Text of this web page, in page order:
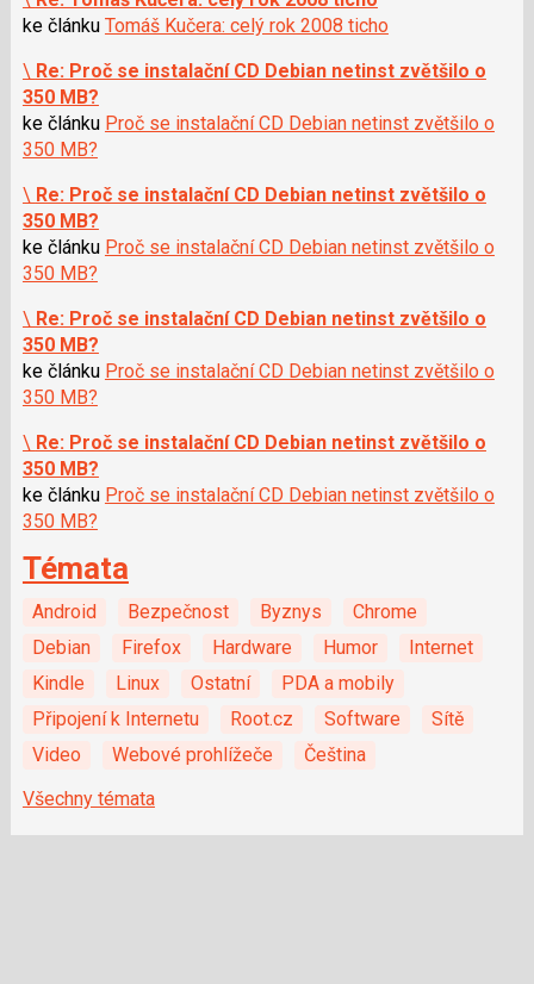
ke článku Tomáš Kučera: celý rok 2008 ticho
\ Re: Proč se instalační CD Debian netinst zvětšilo o
350 MB?
ke článku Proč se instalační CD Debian netinst zvětšilo o
350 MB?
\ Re: Proč se instalační CD Debian netinst zvětšilo o
350 MB?
ke článku Proč se instalační CD Debian netinst zvětšilo o
350 MB?
\ Re: Proč se instalační CD Debian netinst zvětšilo o
350 MB?
ke článku Proč se instalační CD Debian netinst zvětšilo o
350 MB?
\ Re: Proč se instalační CD Debian netinst zvětšilo o
350 MB?
ke článku Proč se instalační CD Debian netinst zvětšilo o
350 MB?
Témata
Android Bezpečnost Byznys
Chrome
Debian
Firefox Hardware Humor
Internet
Kindle
Linux Ostatní
PDA a mobily
Připojení k Internetu
Root.cz Software
Sítě
Video
Webové prohlížeče
Čeština
Všechny témata